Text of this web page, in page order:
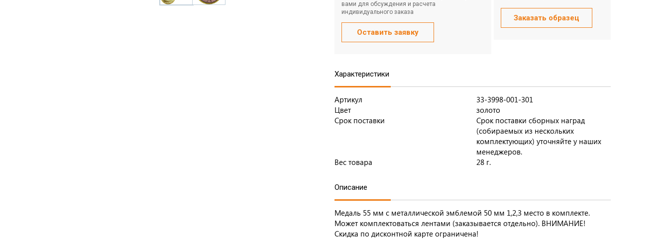
вами для обсуждения и расчета
индивидуального заказа
Оставить заявку
Заказать образец
Характеристики
Артикул
33-3998-001-301
Цвет
золото
Срок поставки
Срок поставки сборных наград
(собираемых из нескольких
комплектующих) уточняйте у наших
менеджеров.
Вес товара
28 г.
Описание
Медаль 55 мм с металлической эмблемой 50 мм 1,2,3 место в комплекте.
Может комплектоваться лентами (заказывается отдельно). ВНИМАНИЕ!
Скидка по дисконтной карте ограничена!